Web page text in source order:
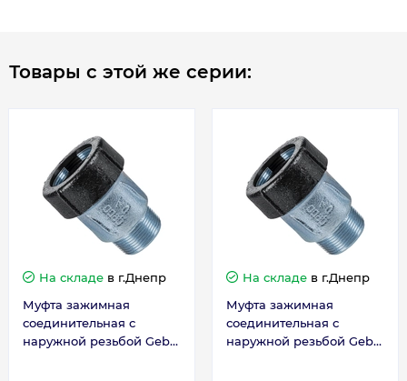
Бренд: GEBO
Материал: Чугун
Тип фитинга: Муфта
Страна-производитель: Польша
Максимальное рабочее давление: 10Бар
Покрытие: Оцинкованное
Резьба: Наружная.
Товары с этой же серии:
На складе в г.Днепр
Муфта зажимная
соединительная с
наружной резьбой Gebo
На складе в г.Днепр
Муфта зажимная
соединительная с
наружной резьбой Gebo